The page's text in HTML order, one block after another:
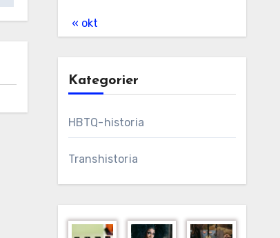
« okt
Kategorier
HBTQ-historia
Transhistoria